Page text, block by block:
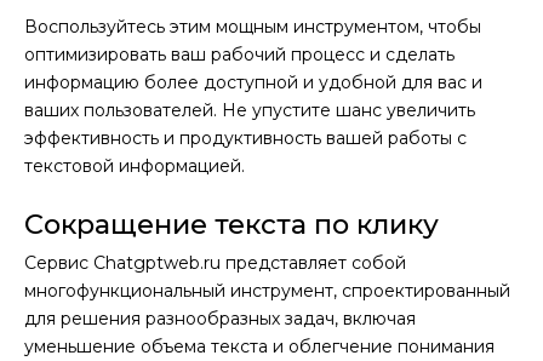
Воспользуйтесь этим мощным инструментом, чтобы
оптимизировать ваш рабочий процесс и сделать
информацию более доступной и удобной для вас и
ваших пользователей. Не упустите шанс увеличить
эффективность и продуктивность вашей работы с
текстовой информацией.
Сокращение текста по клику
Сервис Chatgptweb.ru представляет собой
многофункциональный инструмент, спроектированный
для решения разнообразных задач, включая
уменьшение объема текста и облегчение понимания